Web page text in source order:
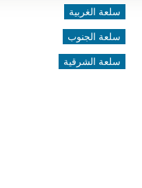
سلعة الغربية
سلعة الجنوب
سلعة الشرقية